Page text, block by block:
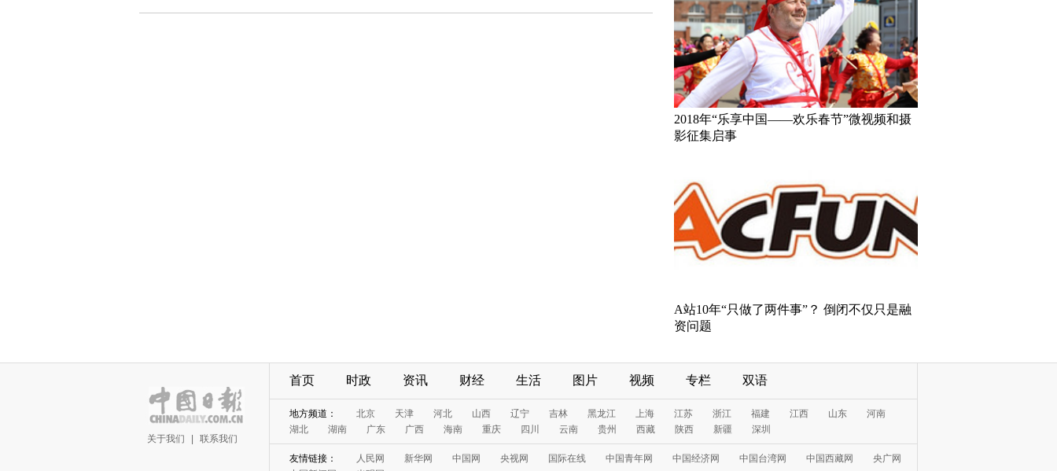
2018年“乐享中国——欢乐春节”微视频和摄
影征集启事
A站10年“只做了两件事”？ 倒闭不仅只是融
资问题
关于我们 联系我们
首页 时政 资讯 财经 生活 图片 视频 专栏 双语
地方频道： 北京 天津 河北 山西 辽宁 吉林 黑龙江 上海 江苏 浙江 福建 江西 山东
河南
湖北
湖南 广东 广西 海南 重庆 四川 云南 贵州 西藏 陕西 新疆 深圳
友情链接： 人民网 新华网 中国网 央视网 国际在线 中国青年网 中国经济网 中国台湾网 中国西藏网
央广网